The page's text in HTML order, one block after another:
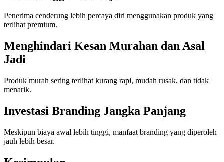
Penerima cenderung lebih percaya diri menggunakan produk yang
terlihat premium.
Menghindari Kesan Murahan dan Asal
Jadi
Produk murah sering terlihat kurang rapi, mudah rusak, dan tidak
menarik.
Investasi Branding Jangka Panjang
Meskipun biaya awal lebih tinggi, manfaat branding yang diperoleh
jauh lebih besar.